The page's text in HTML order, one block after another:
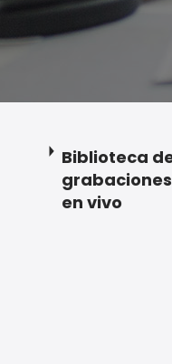
Biblioteca
en vivo